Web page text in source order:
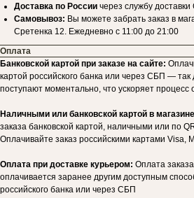
Доставка по России через службу
Самовывоз: Вы можете забрать заказ в
Сретенка 12. Ежедневно с 11:00 до 21:00
Оплата
Банковской картой при заказе на сайте:
картой российского банка или через СБП —
поступают моментально, что ускоряет процесс
Наличными или банковской картой в
заказа банковской картой, наличными или по
Оплачивайте заказ российскими картами Visa,
Оплата при доставке курьером: Оплата
оплачивается заранее другим доступным
российского банка или через СБП